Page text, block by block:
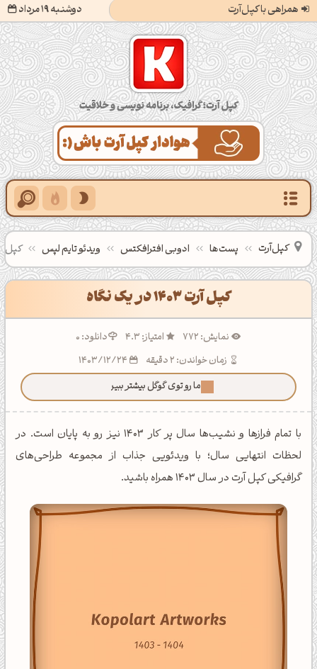
همراهی با کپل‌آرت دوشنبه 19 مرداد
کپل‌آرت؛ گرافیک، برنامه‌نویسی و خلاقیت
کپل‌آرت پست‌ها ادوبی افترافکتس ویدئو تایم لپس کپل آرت 1403
کپل آرت 1403 در یک نگاه
نمایش: 772 امتیاز: 4.3
دانلود: 0
زمان خواندن: 2 دقیقه
ما رو توی گوگل بیشتر ببین!
با تمام فرازها و نشیب‌ها سال پر کار 1403 نیز رو به پایان است. در
لحظات انتهایی سال؛ با ویدئویی جذاب از مجموعه طراحی‌های
گرافیکی کپل آرت در سال 1403 همراه باشید.